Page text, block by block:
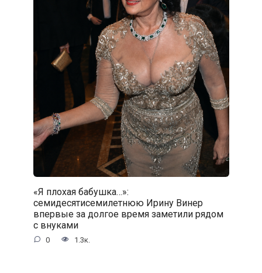
«Я плохая бабушка…»:
семидесятисемилетнюю Ирину Винер
впервые за долгое время заметили рядом
с внуками
0 1.3к.